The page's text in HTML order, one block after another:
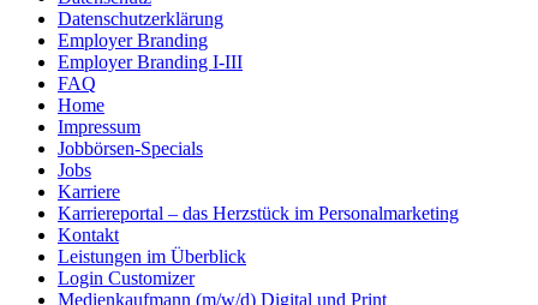
Datenschutzerklärung
Employer Branding
Employer Branding I-III
FAQ
Home
Impressum
Jobbörsen-Specials
Jobs
Karriere
Karriereportal – das Herzstück im Personalmarketing
Kontakt
Leistungen im Überblick
Login Customizer
Medienkaufmann (m/w/d) Digital und Print